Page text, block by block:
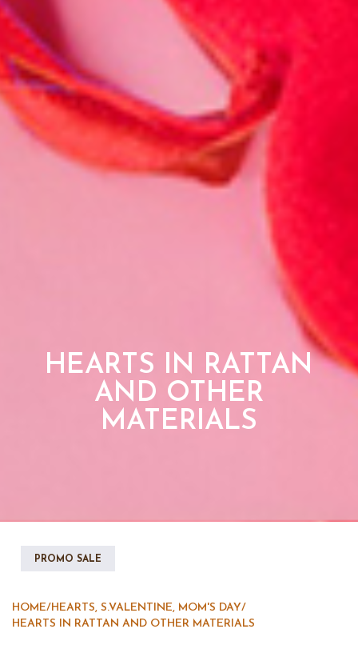
HEARTS IN RATTAN
AND OTHER
MATERIALS
PROMO SALE
HOME/HEARTS, S.VALENTINE, MOM'S DAY/
HEARTS IN RATTAN AND OTHER MATERIALS